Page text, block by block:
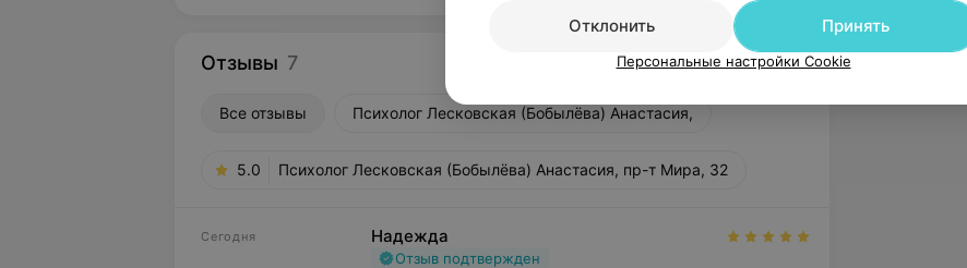
Отзывы 7
Все отзывы Психолог Лесковская (Бобылёва) Анастасия,
5.0 Психолог Лесковская (Бобылёва) Анастасия, пр-т Мира, 32
Сегодня Надежда
Отзыв подтвержден
Отклонить
Принять
Персональные настройки Cookie